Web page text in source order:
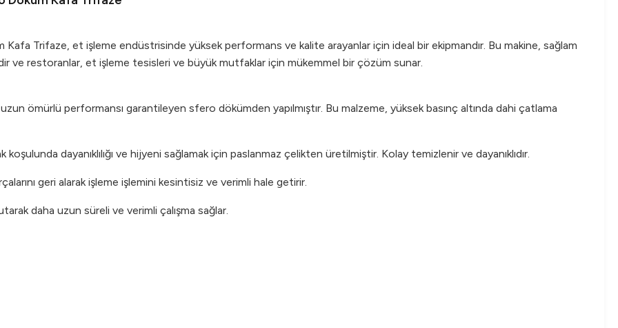
Trifaze, et işleme endüstrisinde yüksek performans ve kalite arayanlar için ideal bir ekipmandır. Bu makine, sağlam
ve restoranlar, et işleme tesisleri ve büyük mutfaklar için mükemmel bir çözüm sunar.
uzun ömürlü performansı garantileyen sfero dökümden yapılmıştır. Bu malzeme, yüksek basınç altında dahi çatlama
dayanıklılığı ve hijyeni sağlamak için paslanmaz çelikten üretilmiştir. Kolay temizlenir ve dayanıklıdır.
geri alarak işleme işlemini kesintisiz ve verimli hale getirir.
daha uzun süreli ve verimli çalışma sağlar.